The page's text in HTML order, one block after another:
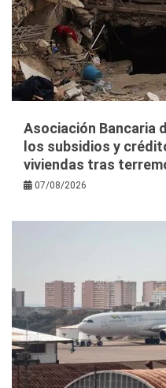
Asociación Bancaria
los subsidios y
viviendas tras
07/08/2026